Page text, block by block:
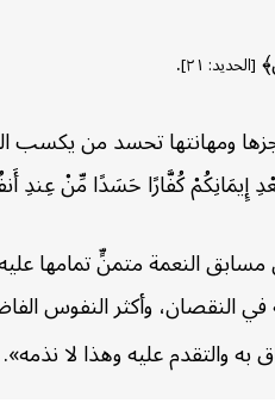
[الحديد: ٢١]
.
تحسد من يكسب الخير
إِيمَانِكُمْ كُفَّارًا حَسَدًا مِّنْ
النعمة متمنٍّ تمامها
النقصان، وأكثر النفوس
والتقدم عليه وهذا لا